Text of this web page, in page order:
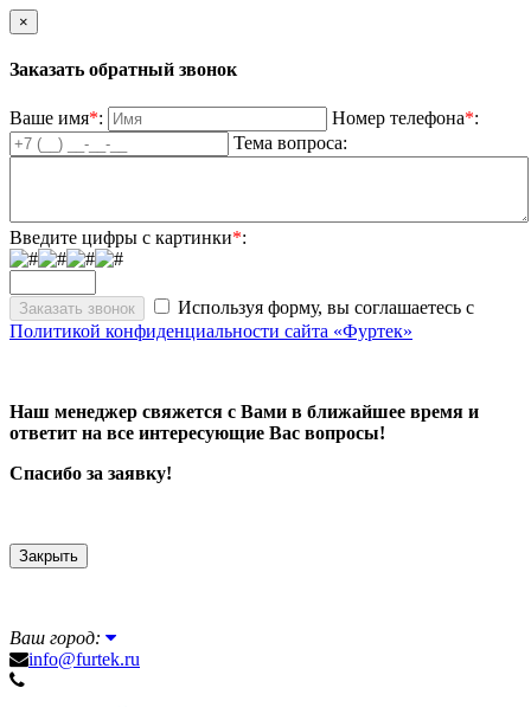
×
Заказать обратный звонок
Ваше имя*: Номер телефона*:
Тема вопроса:
Введите цифры с картинки*:
Используя форму, вы соглашаетесь с
Политикой конфиденциальности сайта «Фуртек»
Наш менеджер свяжется с Вами в ближайшее время и
ответит на все интересующие Вас вопросы!
Спасибо за заявку!
Закрыть
Ваш город:
info@furtek.ru